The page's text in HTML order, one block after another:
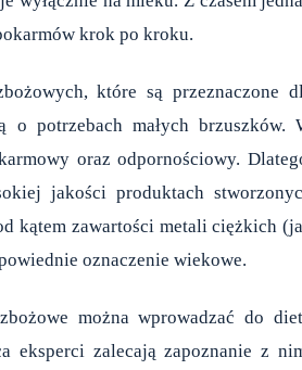
krok po kroku.
które są przeznaczone
o potrzebach małych brzuszków.
oraz odpornościowy.
jakości produktach
kątem zawartości metali ciężkich
oznaczenie wiekowe.
można wprowadzać do
eksperci zalecają zapoznanie z